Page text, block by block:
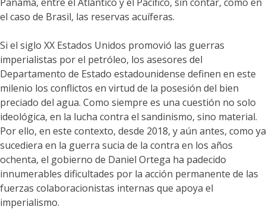
el caso de Brasil, las reservas acuíferas.
Si el siglo XX Estados Unidos promovió las guerras
imperialistas por el petróleo, los asesores del
Departamento de Estado estadounidense definen en este
milenio los conflictos en virtud de la posesión del bien
preciado del agua. Como siempre es una cuestión no solo
ideológica, en la lucha contra el sandinismo, sino material.
Por ello, en este contexto, desde 2018, y aún antes, como ya
sucediera en la guerra sucia de la contra en los años
ochenta, el gobierno de Daniel Ortega ha padecido
innumerables dificultades por la acción permanente de las
fuerzas colaboracionistas internas que apoya el
imperialismo.